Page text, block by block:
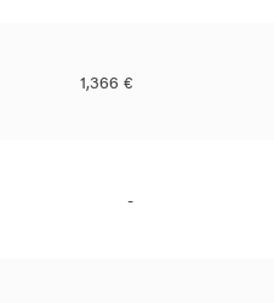
1,366 €
-